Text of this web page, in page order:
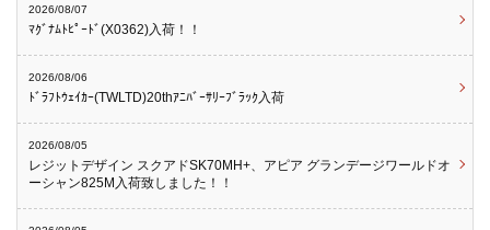
2026/08/07
ﾏｸﾞﾅﾑﾄﾋﾟｰﾄﾞ(X0362)入荷！！
2026/08/06
ﾄﾞﾗﾌﾄｳｪｲｶｰ(TWLTD)20thｱﾆﾊﾞｰｻﾘｰﾌﾞﾗｯｸ入荷
2026/08/05
レジットデザイン スクアドSK70MH+、アピア グランデージワールドオ
ーシャン825M入荷致しました！！